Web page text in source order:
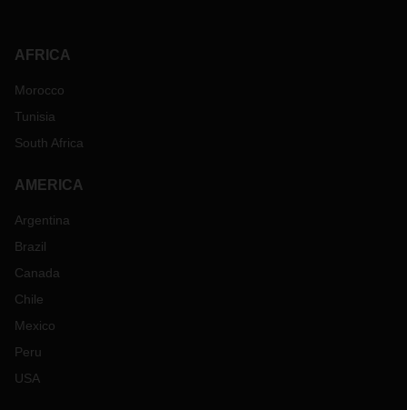
AFRICA
Morocco
Tunisia
South Africa
AMERICA
Argentina
Brazil
Canada
Chile
Mexico
Peru
USA